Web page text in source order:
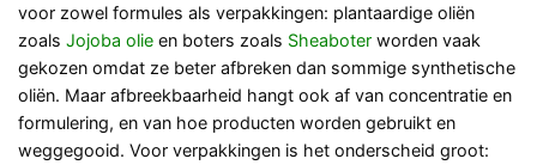
voor zowel formules als verpakkingen: plantaardige oliën
zoals Jojoba olie en boters zoals Sheaboter worden vaak
gekozen omdat ze beter afbreken dan sommige synthetische
oliën. Maar afbreekbaarheid hangt ook af van concentratie en
formulering, en van hoe producten worden gebruikt en
weggegooid. Voor verpakkingen is het onderscheid groot: